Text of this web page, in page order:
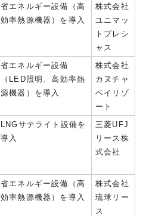
省エネルギー設備（高
効率熱源機器）を導入
株式会社
ユニマッ
トプレシ
ャス
省エネルギー設備
（LED照明、高効率熱
源機器）を導入
株式会社
カヌチャ
ベイリゾ
ート
LNGサテライト設備を
導入
三菱UFJ
リース株
式会社
省エネルギー設備（高
効率熱源機器）を導入
株式会社
琉球リー
ス